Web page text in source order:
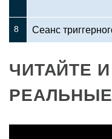
8 Сеанс
ЧИТАЙТЕ